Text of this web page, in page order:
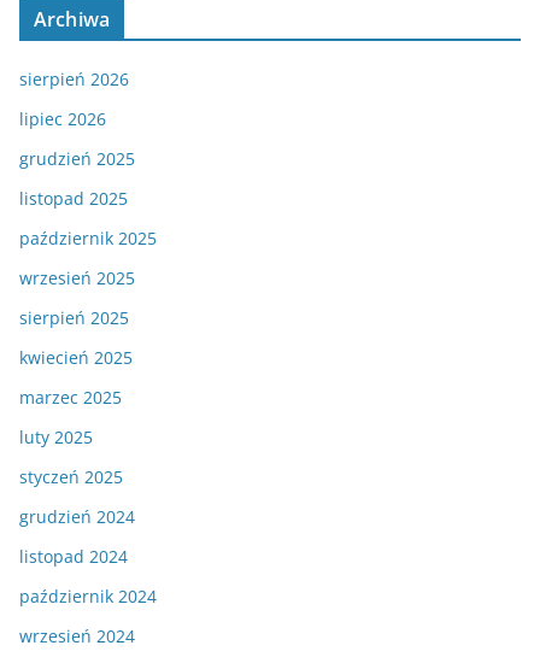
Archiwa
sierpień 2026
lipiec 2026
grudzień 2025
listopad 2025
październik 2025
wrzesień 2025
sierpień 2025
kwiecień 2025
marzec 2025
luty 2025
styczeń 2025
grudzień 2024
listopad 2024
październik 2024
wrzesień 2024